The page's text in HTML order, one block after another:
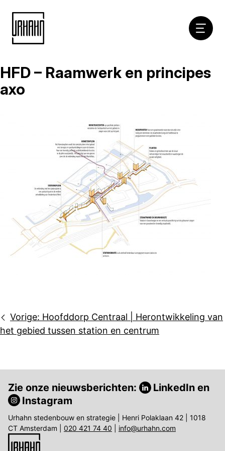
Naar
HFD – Raamwerk en principes
axo
Bericht
navigatie
Vorige: Hoofddorp Centraal | Herontwikkeling van
het gebied tussen station en centrum
Zie onze nieuwsberichten: LinkedIn en
Instagram
Urhahn stedenbouw en strategie | Henri Polaklaan 42 | 1018
CT Amsterdam | 020 421 74 40 info@urhahn.com